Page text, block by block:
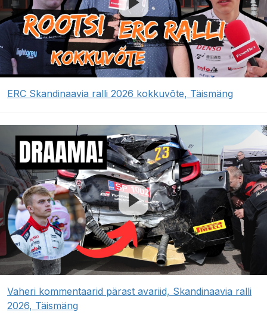
ERC Skandinaavia ralli 2026 kokkuvõte, Täismäng
Vaheri kommentaarid pärast avariid, Skandinaavia ralli
2026, Täismäng